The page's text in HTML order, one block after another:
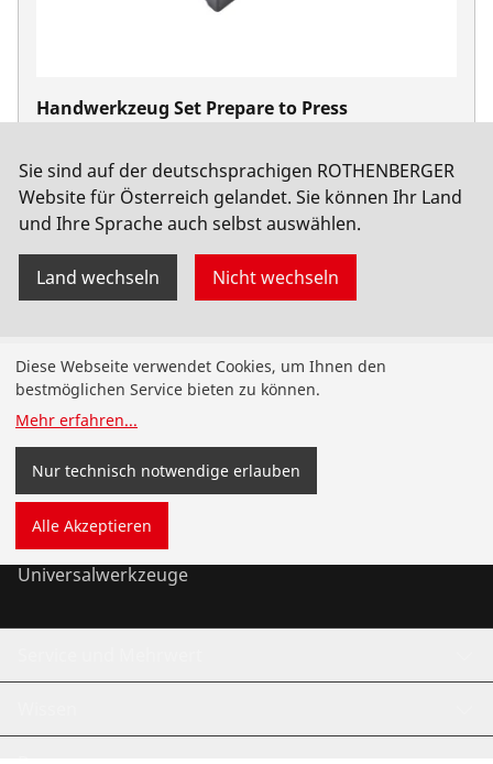
Handwerkzeug Set Prepare to Press
Sie sind auf der deutschsprachigen ROTHENBERGER
Website für Österreich gelandet. Sie können Ihr Land
und Ihre Sprache auch selbst auswählen.
Land wechseln Nicht wechseln
Produkte
Installation
Wartung
Kälte- und Klimatechnik
Universalwerkzeuge
Diese Webseite verwendet Cookies, um Ihnen den
bestmöglichen Service bieten zu können.
Mehr erfahren...
Nur technisch notwendige erlauben
Alle Akzeptieren